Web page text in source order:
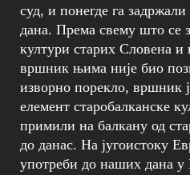
суд, и понегде га
дана. Према свему што се
култури старих Словена
вршник њима није био
изворно порекло, вршник
елемент старобалканске
примили на балкану од
до данас. На југоистоку
употреби до наших дана у